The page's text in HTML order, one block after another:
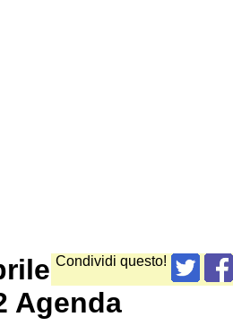
Condividi questo!
Agenda